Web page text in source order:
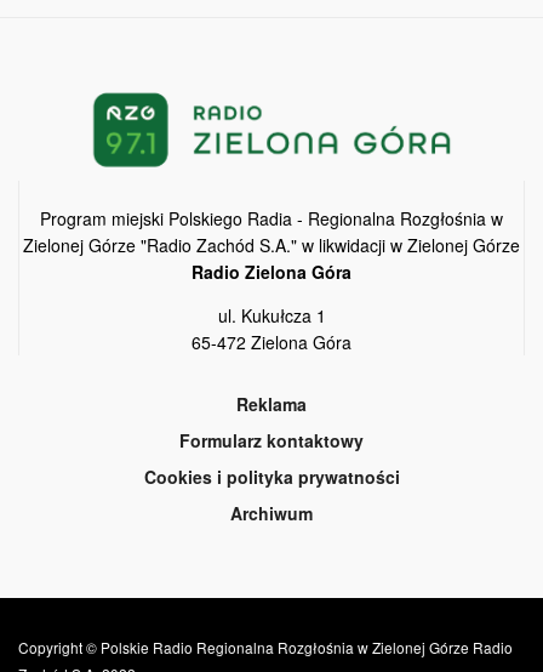
Program miejski Polskiego Radia - Regionalna Rozgłośnia w
Zielonej Górze "Radio Zachód S.A." w likwidacji w Zielonej Górze
Radio Zielona Góra
ul. Kukułcza 1
65-472 Zielona Góra
Reklama
Formularz kontaktowy
Cookies i polityka prywatności
Archiwum
Copyright © Polskie Radio Regionalna Rozgłośnia w Zielonej Górze Radio